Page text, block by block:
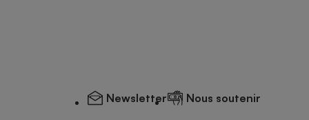
Newsletter Nous soutenir